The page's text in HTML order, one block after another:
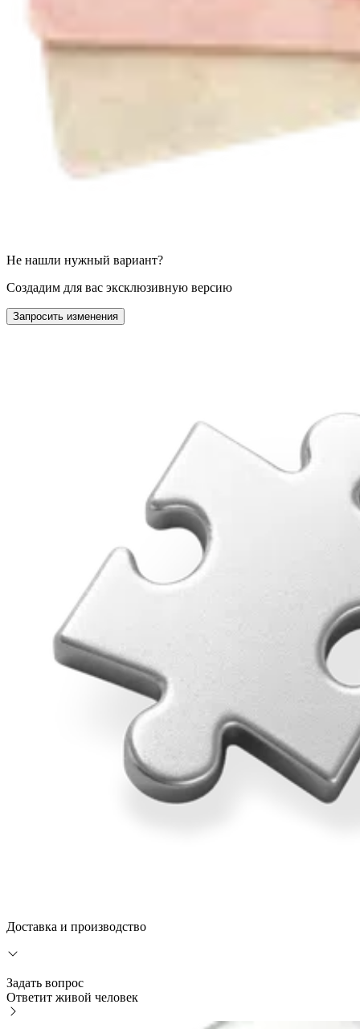
Не нашли нужный вариант?
Создадим для вас эксклюзивную версию
Запросить изменения
Доставка и производство
Задать вопрос
Ответит живой человек